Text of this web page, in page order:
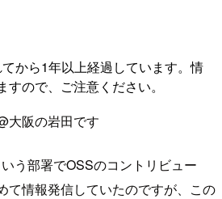
から1年以上経過しています。情
ので、ご注意ください。
大阪の岩田です
う部署でOSSのコントリビュー
て情報発信していたのですが、この